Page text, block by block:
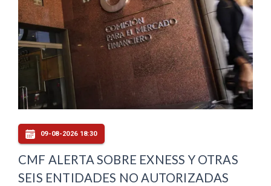
09-08-2026 18:30
CMF ALERTA SOBRE EXNESS Y OTRAS
SEIS ENTIDADES NO AUTORIZADAS